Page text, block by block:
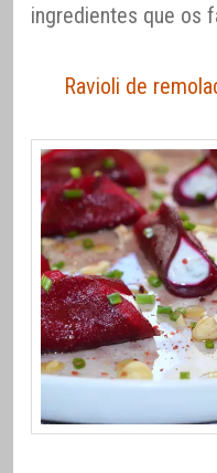
ingredientes que os
Ravioli de